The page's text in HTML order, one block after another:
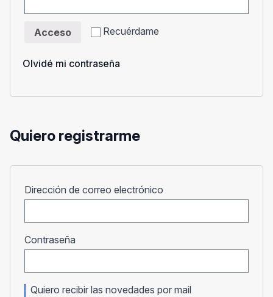
Recuérdame
Acceso
Olvidé mi contraseña
Quiero registrarme
Dirección de correo electrónico
Contraseña
Quiero recibir las novedades por mail